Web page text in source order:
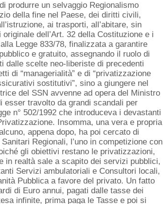
produrre un selvaggio Regionalismo
della fine nel Paese, dei diritti civili,
ai trasporti, all’abitare, sin
dell’Art. 32 della Costituzione e i
Legge 833/78, finalizzata a garantire
e gratuito, assegnando il ruolo di
dalle scelte neo-liberiste di precedenti
di “managerialità” e di “privatizzazione
sostitutivi”, sino a giungere nel
del SSN avvenne ad opera del Ministro
esser travolto da grandi scandali per
n° 502/1992 che introduceva i devastanti
Insomma, una vera e propria
appena dopo, ha poi cercato di
Regionali, l’uno in competizione con
gli obiettivi restano le privatizzazioni,
in realtà sale a scapito dei servizi pubblici,
Servizi ambulatoriali e Consultori locali,
Pubblica a favore del privato. Un fatto
di Euro annui, pagati dalle tasse dei
infinite, prima paga le Tasse e poi si